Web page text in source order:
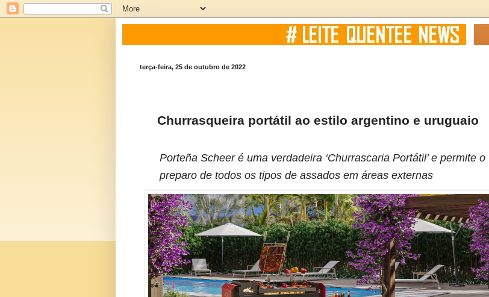
terça-feira, 25 de outubro de 2022
Churrasqueira portátil ao estilo argentino e uruguaio
Porteña Scheer é uma verdadeira ‘Churrascaria Portátil’ e permite o
preparo de todos os tipos de assados em áreas externas